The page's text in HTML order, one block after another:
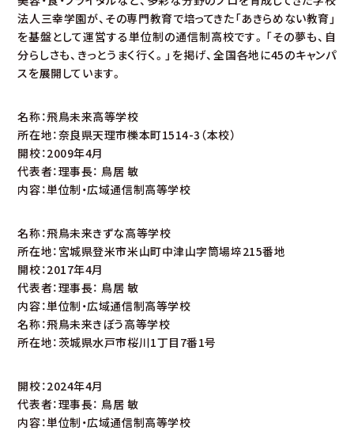
法人三幸学園が、その専門教育で培ってきた「あきらめない教育」
を基盤として運営する単位制の通信制高校です。「その夢も、自
分らしさも、きっとうまく行く。」を掲げ、全国各地に45のキャンパ
スを展開しています。
名称：飛鳥未来高等学校
所在地：奈良県天理市櫟本町1514-3（本校）
開校：2009年4月
代表者：理事長： 鳥居 敏
内容：単位制・広域通信制高等学校
名称：飛鳥未来きずな高等学校
所在地：宮城県登米市米山町中津山字筒場埣215番地
開校：2017年4月
代表者：理事長： 鳥居 敏
内容：単位制・広域通信制高等学校
名称：飛鳥未来きぼう高等学校
所在地：茨城県水戸市桜川1丁目7番1号
開校：2024年4月
代表者：理事長： 鳥居 敏
内容：単位制・広域通信制高等学校